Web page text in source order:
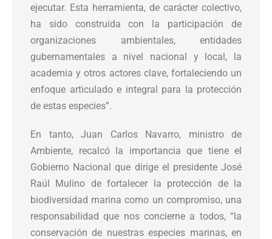
ejecutar. Esta herramienta, de carácter colectivo,
ha sido construida con la participación de
organizaciones ambientales, entidades
gubernamentales a nivel nacional y local, la
academia y otros actores clave, fortaleciendo un
enfoque articulado e integral para la protección
de estas especies”.
En tanto, Juan Carlos Navarro, ministro de
Ambiente, recalcó la importancia que tiene el
Gobierno Nacional que dirige el presidente José
Raúl Mulino de fortalecer la protección de la
biodiversidad marina como un compromiso, una
responsabilidad que nos concierne a todos, “la
conservación de nuestras especies marinas, en